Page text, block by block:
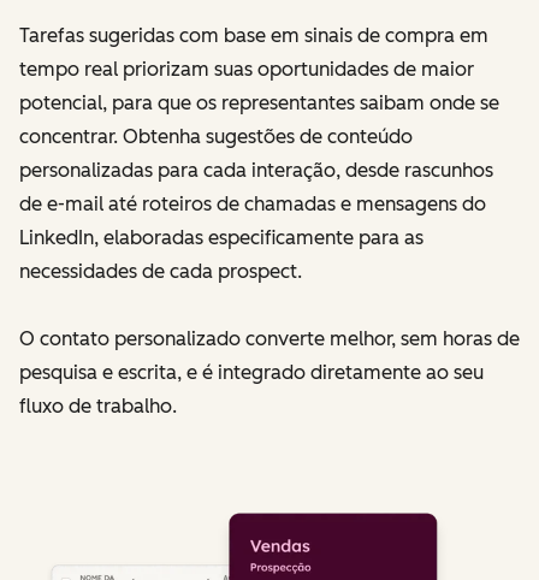
Tarefas sugeridas com base em sinais de compra em
tempo real priorizam suas oportunidades de maior
potencial, para que os representantes saibam onde se
concentrar. Obtenha sugestões de conteúdo
personalizadas para cada interação, desde rascunhos
de e-mail até roteiros de chamadas e mensagens do
LinkedIn, elaboradas especificamente para as
necessidades de cada prospect.
O contato personalizado converte melhor, sem horas de
pesquisa e escrita, e é integrado diretamente ao seu
fluxo de trabalho.